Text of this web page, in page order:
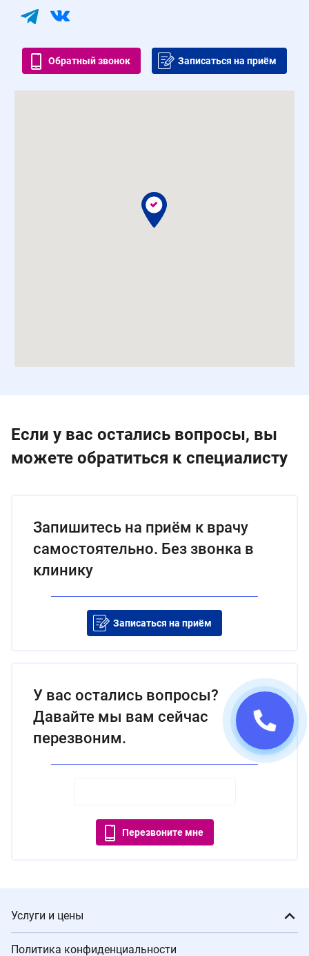
Обратный звонок Записаться на приём
Если у вас остались вопросы, вы
можете обратиться к специалисту
Запишитесь на приём к врачу
самостоятельно. Без звонка в
клинику
Записаться на приём
У вас остались вопросы?
Давайте мы вам сейчас
перезвоним.
Перезвоните мне
Услуги и цены
Политика конфиденциальности